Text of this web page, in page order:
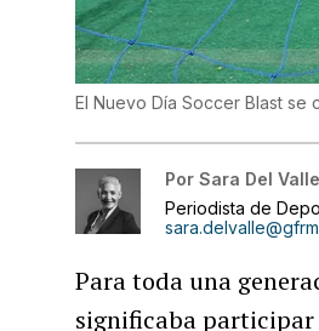
El Nuevo Día Soccer Blast se
Por Sara Del
Periodista de
Para toda una
significaba